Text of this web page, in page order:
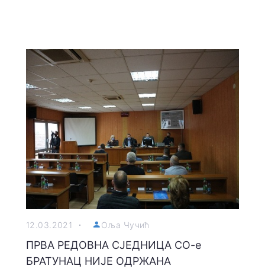
12.03.2021 Оља Чучић
ПРВА РЕДОВНА СЈЕДНИЦА СО-е
БРАТУНАЦ НИЈЕ ОДРЖАНА